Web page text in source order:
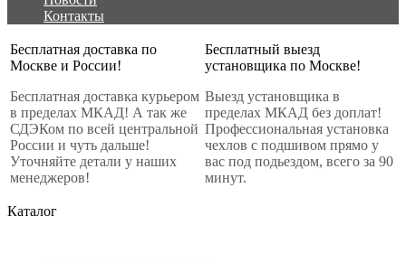
Контакты
Бесплатная доставка по
Москве и России!
Бесплатная доставка курьером
в пределах МКАД! А так же
СДЭКом по всей центральной
России и чуть дальше!
Уточняйте детали у наших
менеджеров!
Бесплатный выезд
установщика по Москве!
Выезд установщика в
пределах МКАД без доплат!
Профессиональная установка
чехлов с подшивом прямо у
вас под подьездом, всего за 90
минут.
Каталог